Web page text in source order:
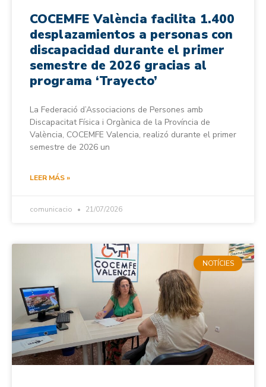
COCEMFE València facilita 1.400
desplazamientos a personas con
discapacidad durante el primer
semestre de 2026 gracias al
programa ‘Trayecto’
La Federació d’Associacions de Persones amb
Discapacitat Física i Orgànica de la Província de
València, COCEMFE Valencia, realizó durante el primer
semestre de 2026 un
LEER MÁS »
comunicacio 21/07/2026
NOTÍCIES